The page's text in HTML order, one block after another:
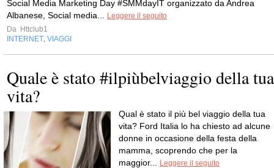
Social Media Marketing Day #SMMdayIT organizzato da Andrea
Albanese, Social media...
Leggere il seguito
Da Httclub1
INTERNET VIAGGI
Quale è stato #ilpiùbelviaggio della tua
vita?
Qual è stato il più bel viaggio della tua
vita? Ford Italia lo ha chiesto ad alcune
donne in occasione della festa della
mamma, scoprendo che per la
maggior...
Leggere il seguito